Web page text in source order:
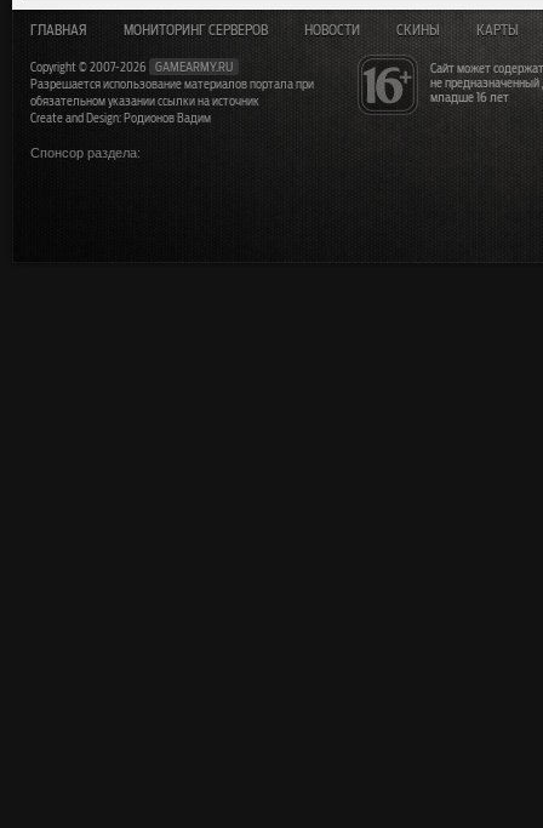
Сайт может
не
младше 16 лет
ГЛАВНАЯ МОНИТОРИНГ СЕРВЕРОВ НОВОСТИ СКИНЫ КАРТЫ
Copyright © 2007-2026
GAMEARMY.RU
Разрешается использование материалов портала при
обязательном указании ссылки на источник
Create and Design: Родионов Вадим
Спонсор раздела: